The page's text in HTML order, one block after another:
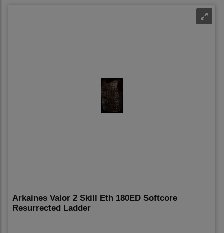
Arkaines Valor 2 Skill Eth 180ED Softcore
Resurrected Ladder